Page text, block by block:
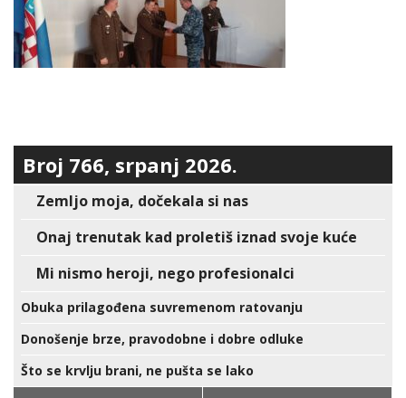
Broj 766, srpanj 2026.
Zemljo moja, dočekala si nas
Onaj trenutak kad proletiš iznad svoje kuće
Mi nismo heroji, nego profesionalci
Obuka prilagođena suvremenom ratovanju
Donošenje brze, pravodobne i dobre odluke
Što se krvlju brani, ne pušta se lako